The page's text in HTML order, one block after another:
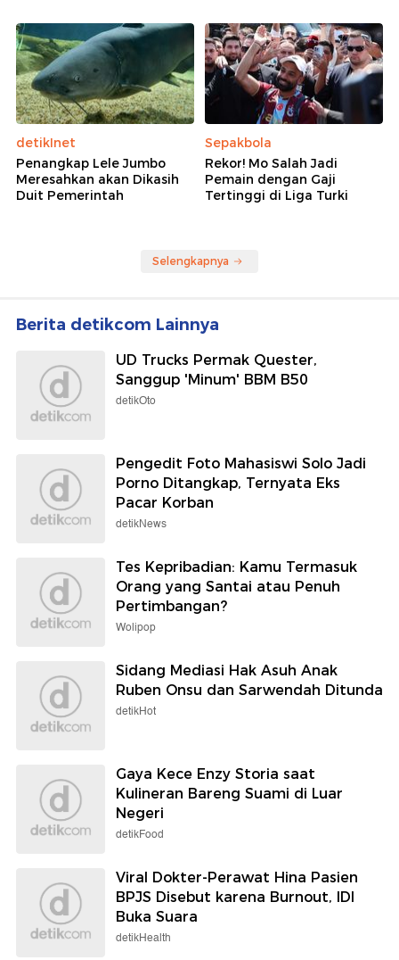
detikInet
Penangkap Lele Jumbo
Meresahkan akan Dikasih
Duit Pemerintah
Sepakbola
Rekor! Mo Salah Jadi
Pemain dengan Gaji
Tertinggi di Liga Turki
Selengkapnya
Berita detikcom Lainnya
UD Trucks Permak Quester,
Sanggup 'Minum' BBM B50
detikOto
Pengedit Foto Mahasiswi Solo Jadi
Porno Ditangkap, Ternyata Eks
Pacar Korban
detikNews
Tes Kepribadian: Kamu Termasuk
Orang yang Santai atau Penuh
Pertimbangan?
Wolipop
Sidang Mediasi Hak Asuh Anak
Ruben Onsu dan Sarwendah Ditunda
detikHot
Gaya Kece Enzy Storia saat
Kulineran Bareng Suami di Luar
Negeri
detikFood
Viral Dokter-Perawat Hina Pasien
BPJS Disebut karena Burnout, IDI
Buka Suara
detikHealth